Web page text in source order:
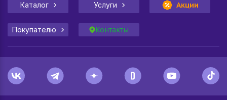
Каталог Услуги Акции
Покупателю Контакты